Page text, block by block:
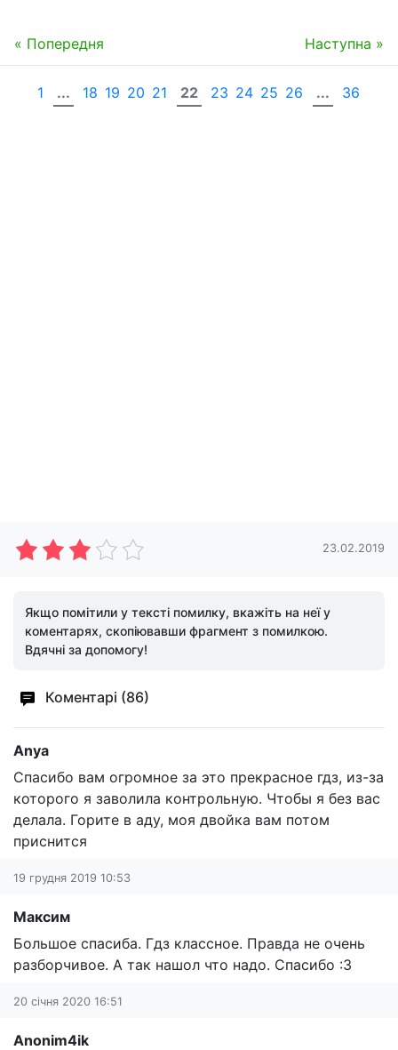
« Попередня Наступна »
1 ... 18 19 20 21 22 23 24 25 26 ... 36
23.02.2019
Якщо помітили у тексті помилку, вкажіть на неї у
коментарях, скопіювавши фрагмент з помилкою.
Вдячні за допомогу!
Коментарі (86)
Anya
Спасибо вам огромное за это прекрасное гдз, из-за
которого я заволила контрольную. Чтобы я без вас
делала. Горите в аду, моя двойка вам потом
приснится
19 грудня 2019 10:53
Максим
Большое спасиба. Гдз классное. Правда не очень
разборчивое. А так нашол что надо. Спасибо :3
20 січня 2020 16:51
Anonim4ik